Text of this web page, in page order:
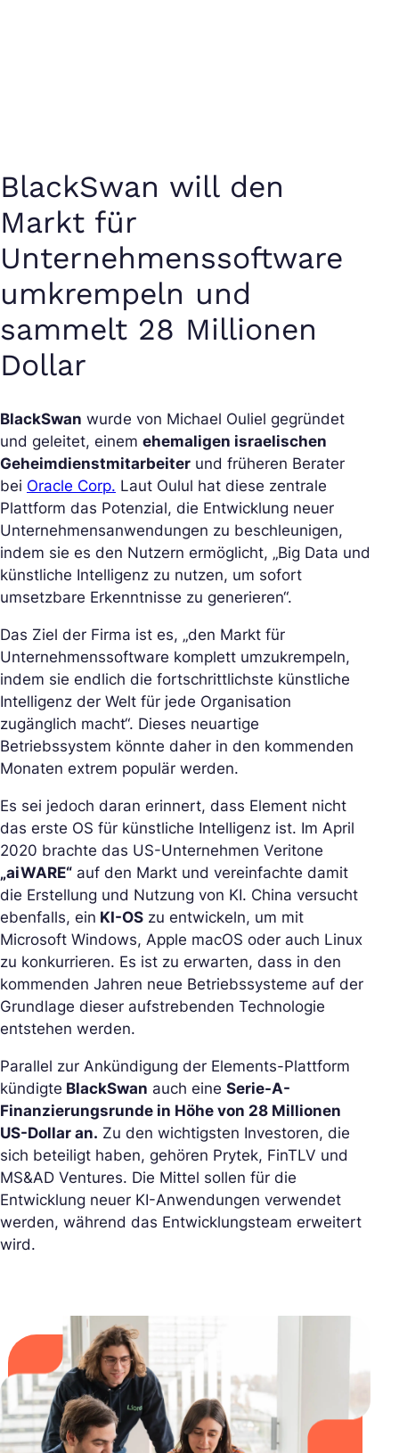
BlackSwan will den
Markt für
Unternehmenssoftware
umkrempeln und
sammelt 28 Millionen
Dollar
BlackSwan wurde von Michael Ouliel gegründet
und geleitet, einem ehemaligen israelischen
Geheimdienstmitarbeiter und früheren Berater
bei Oracle Corp. Laut Oulul hat diese zentrale
Plattform das Potenzial, die Entwicklung neuer
Unternehmensanwendungen zu beschleunigen,
indem sie es den Nutzern ermöglicht, „Big Data und
künstliche Intelligenz zu nutzen, um sofort
umsetzbare Erkenntnisse zu generieren“.
Das Ziel der Firma ist es, „den Markt für
Unternehmenssoftware komplett umzukrempeln,
indem sie endlich die fortschrittlichste künstliche
Intelligenz der Welt für jede Organisation
zugänglich macht“. Dieses neuartige
Betriebssystem könnte daher in den kommenden
Monaten extrem populär werden.
Es sei jedoch daran erinnert, dass Element nicht
das erste OS für künstliche Intelligenz ist. Im April
2020 brachte das US-Unternehmen Veritone
„aiWARE“ auf den Markt und vereinfachte damit
die Erstellung und Nutzung von KI. China versucht
ebenfalls, ein KI-OS zu entwickeln, um mit
Microsoft Windows, Apple macOS oder auch Linux
zu konkurrieren. Es ist zu erwarten, dass in den
kommenden Jahren neue Betriebssysteme auf der
Grundlage dieser aufstrebenden Technologie
entstehen werden.
Parallel zur Ankündigung der Elements-Plattform
kündigte BlackSwan auch eine Serie-A-
Finanzierungsrunde in Höhe von 28 Millionen
US-Dollar an. Zu den wichtigsten Investoren, die
sich beteiligt haben, gehören Prytek, FinTLV und
MS&AD Ventures. Die Mittel sollen für die
Entwicklung neuer KI-Anwendungen verwendet
werden, während das Entwicklungsteam erweitert
wird.